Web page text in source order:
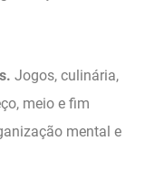
Jogos, culinária,
meio e fim
mental e